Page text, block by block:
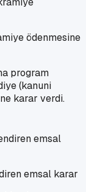
ödenmesine
program
(kanuni
karar verdi.
emsal karar